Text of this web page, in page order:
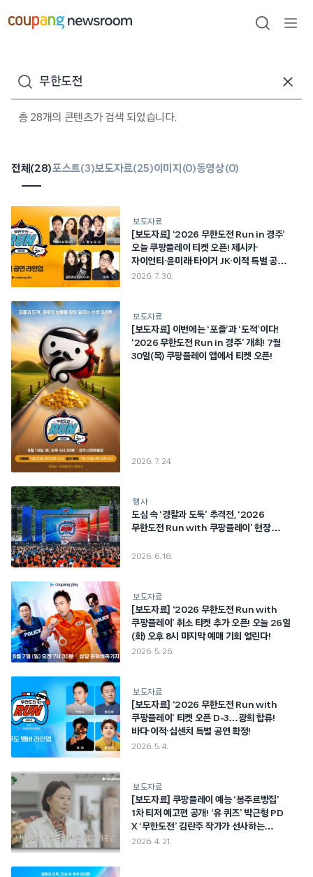
건너뛰기
검색
검색어
총 28개의 콘텐츠가 검색 되었습니다.
전체(28)포스트(3)보도자료(25)이미지(0)동영상(0)
보도자료
[보도자료] ‘2026 무한도전 Run in 경주’
오늘 쿠팡플레이 티켓 오픈! 제시카·
자이언티·윤미래·타이거 JK·이적 특별 공연
확정!
2026. 7. 30.
보도자료
[보도자료] 이번에는 ‘포졸’과 ‘도적’이다!
‘2026 무한도전 Run in 경주’ 개최! 7월
30일(목) 쿠팡플레이 앱에서 티켓 오픈!
2026. 7. 24.
행사
도심 속 ‘경찰과 도둑’ 추격전, ‘2026
무한도전 Run with 쿠팡플레이’ 현장
2026. 6. 18.
보도자료
[보도자료] ‘2026 무한도전 Run with
쿠팡플레이’ 취소 티켓 추가 오픈! 오늘 26일
(화) 오후 8시 마지막 예매 기회 열린다!
2026. 5. 26.
보도자료
[보도자료] ‘2026 무한도전 Run with
쿠팡플레이’ 티켓 오픈 D-3…광희 합류!
바다·이적·십센치 특별 공연 확정!
2026. 5. 4.
보도자료
[보도자료] 쿠팡플레이 예능 ‘봉주르빵집’
1차 티저 예고편 공개! ‘유 퀴즈’ 박근형 PD
X ‘무한도전’ 김란주 작가가 선사하는
몽글몽글한 힐링 예능!
2026. 4. 21.